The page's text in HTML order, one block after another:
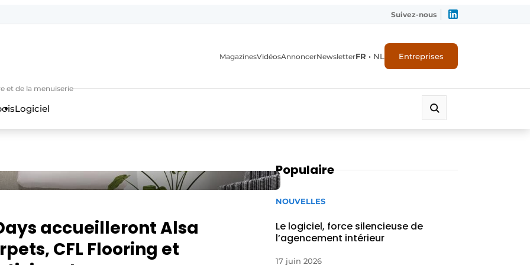
Suivez-nous
et de la menuiserie
MagazinesVidéosAnnoncerNewsletterFR • NL Entreprises
Logiciel
accueilleront Alsa
CFL Flooring et
Populaire
NOUVELLES
Le logiciel, force silencieuse de
l’agencement intérieur
17 juin 2026